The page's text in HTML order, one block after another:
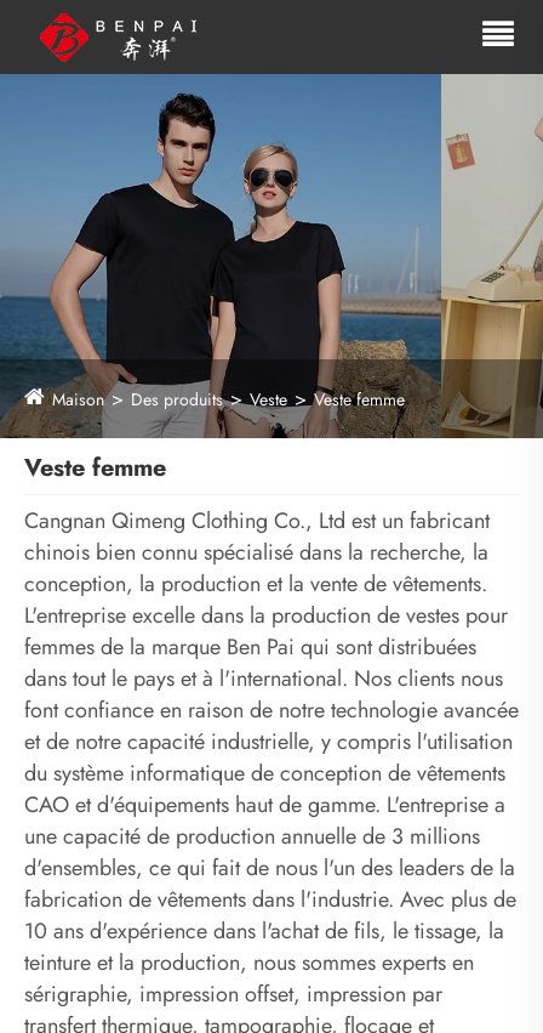
Maison Des produits Veste Veste femme
Veste femme
Cangnan Qimeng Clothing Co., Ltd est un fabricant
chinois bien connu spécialisé dans la recherche, la
conception, la production et la vente de vêtements.
L'entreprise excelle dans la production de vestes pour
femmes de la marque Ben Pai qui sont distribuées
dans tout le pays et à l'international. Nos clients nous
font confiance en raison de notre technologie avancée
et de notre capacité industrielle, y compris l'utilisation
du système informatique de conception de vêtements
CAO et d'équipements haut de gamme. L'entreprise a
une capacité de production annuelle de 3 millions
d'ensembles, ce qui fait de nous l'un des leaders de la
fabrication de vêtements dans l'industrie. Avec plus de
10 ans d'expérience dans l'achat de fils, le tissage, la
teinture et la production, nous sommes experts en
sérigraphie, impression offset, impression par
transfert thermique, tampographie, flocage et